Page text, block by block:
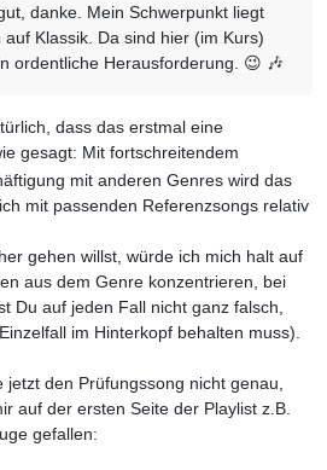
danke. Mein Schwerpunkt liegt
Klassik. Da sind hier (im Kurs)
ordentliche Herausforderung. 😉 🎶
dass das erstmal eine
gesagt: Mit fortschreitendem
mit anderen Genres wird das
mit passenden Referenzsongs relativ
gehen willst, würde ich mich halt auf
aus dem Genre konzentrieren, bei
Du auf jeden Fall nicht ganz falsch,
im Hinterkopf behalten muss).
den Prüfungssong nicht genau,
auf der ersten Seite der Playlist z.B.
gefallen: